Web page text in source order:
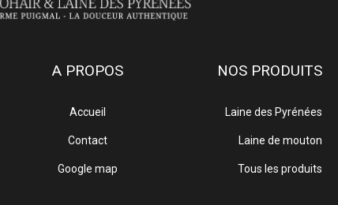
A PROPOS
Accueil
Contact
Google map
NOS PRODUITS
Laine des Pyrénées
Laine de mouton
Tous les produits